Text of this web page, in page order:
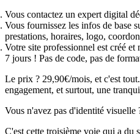
Vous contactez un expert digital
Vous fournissez les infos de base
prestations, horaires, logo,
Votre site professionnel est créé
7 jours ! Pas de code, pas de
Le prix ? 29,90€/mois, et c'est
engagement, et surtout, une
Vous n'avez pas d'identité visuelle
C'est cette troisième voie qui a du